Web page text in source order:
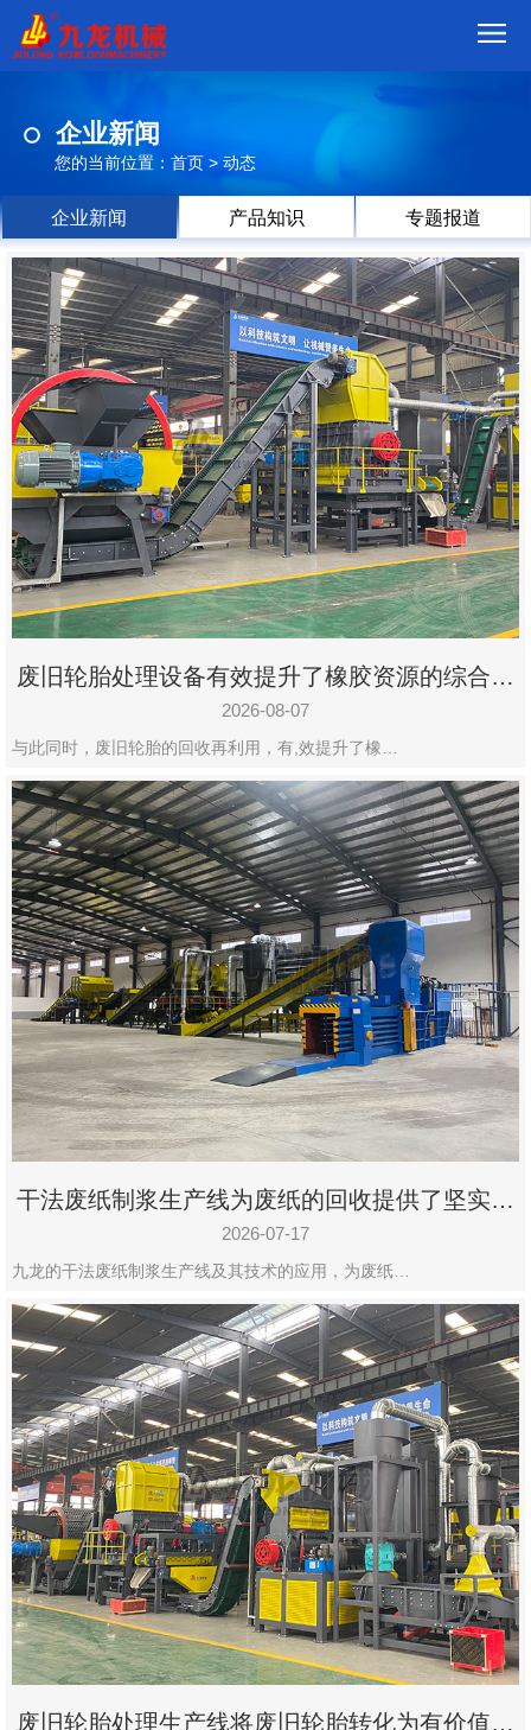
品
视
频
现
场
方
案
动
态
联
系
郑
州
市
九
设
有
限
公
司
豫
ICP
备
19020390
号-1
企业新闻
您的当前位置： 首页 > 动态
企业新闻 产品知识 专题报道
废旧轮胎处理设备有效提升了橡胶资源的综合利
用率
2026-08-07
与此同时，废旧轮胎的回收再利用，有,效提升了橡…
干法废纸制浆生产线为废纸的回收提供了坚实的
保障
2026-07-17
九龙的干法废纸制浆生产线及其技术的应用，为废纸…
废旧轮胎处理生产线将废旧轮胎转化为有价值的